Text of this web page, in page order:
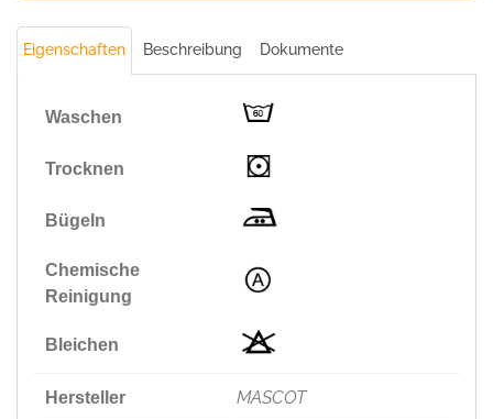
Eigenschaften Beschreibung Dokumente
Waschen
Trocknen
Bügeln
Chemische
Reinigung
Bleichen
Hersteller MASCOT